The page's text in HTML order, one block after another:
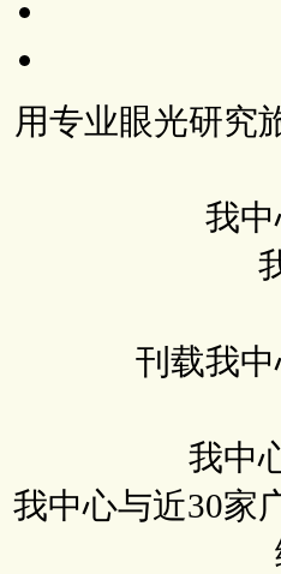
用专业眼光研究
我
刊载我
我中
我中心与近30家